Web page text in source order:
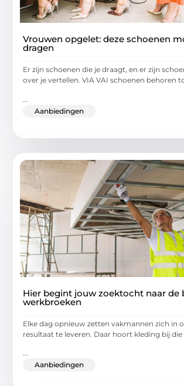
Vrouwen opgelet: deze schoenen
dragen
Er zijn schoenen die je draagt, en er zijn
over je vertellen. VIA VAI schoenen behoren
Aanbiedingen
Hier begint jouw zoektocht naar de
werkbroeken
Elke dag opnieuw zetten vakmannen zich in
resultaat te leveren. Daar hoort kleding bij
...
Aanbiedingen